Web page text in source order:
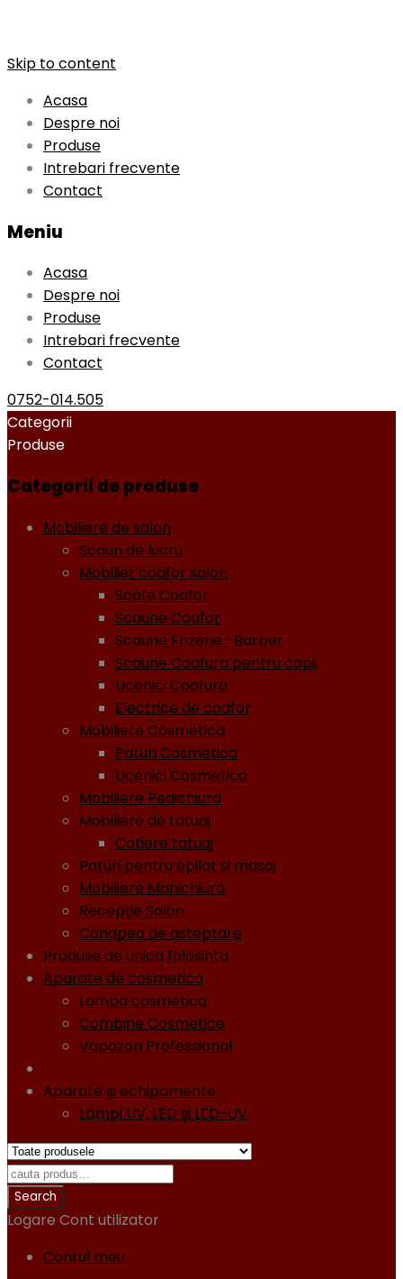
Skip to content
Acasa
Despre noi
Produse
Intrebari frecvente
Contact
Meniu
Acasa
Despre noi
Produse
Intrebari frecvente
Contact
0752-014.505
Categorii
Produse
Categorii de produse
Mobiliere de salon
Scaun de lucru
Mobilier coafor salon
Scafe Coafor
Scaune Coafor
Scaune Frizerie -Barber
Scaune Coafura pentru copii
Ucenici Coafura
Electrice de coafor
Mobiliere Cosmetica
Paturi Cosmetica
Ucenici Cosmetica
Mobiliere Pedichiura
Mobiliere de tatuaj
Cotiere tatuaj
Paturi pentru epilat si masaj
Mobiliere Manichiura
Recepţie Salon
Canapea de asteptare
Produse de unica folosinta
Aparate de cosmetica
Lampa cosmetica
Combine Cosmetice
Vapozon Professional
Aparate şi echipamente
Lămpi UV, LED şi LED-UV
Logare Cont utilizator
Contul meu